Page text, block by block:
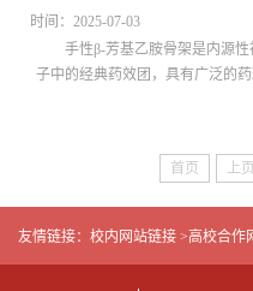
（>10¹⁰ K/s）制备金属...
乙胺的重要进展
时间：2025-07-03
手性β-芳基乙胺骨架是内源
子中的经典药效团，具有广泛的
森病和阿尔茨海默病）、尼拉帕
胖症）。此外，乙基和芳基部分
了一定进展，但这些方法通常依
首页 上页
友情链接： 校内网站链接 >高校合作